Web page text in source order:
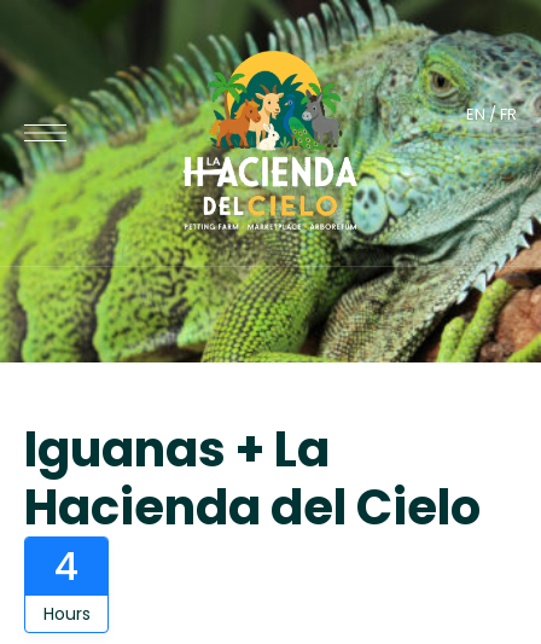
EN/FR
Iguanas + La
Hacienda del Cielo
4
Hours